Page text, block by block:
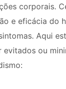
corporais.
e eficácia do
Aqui
evitados ou